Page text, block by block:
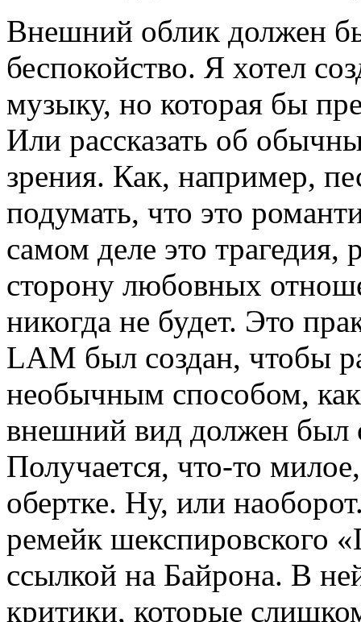
Внешний облик должен
беспокойство. Я хотел
музыку, но которая бы
Или рассказать об
зрения. Как, например,
подумать, что это
самом деле это
сторону любовных
никогда не будет. Это
LAM был создан, чтобы
необычным способом,
внешний вид должен был
Получается, что-то
обертке. Ну, или
ремейк шекспировского
ссылкой на Байрона. В
критики, которые